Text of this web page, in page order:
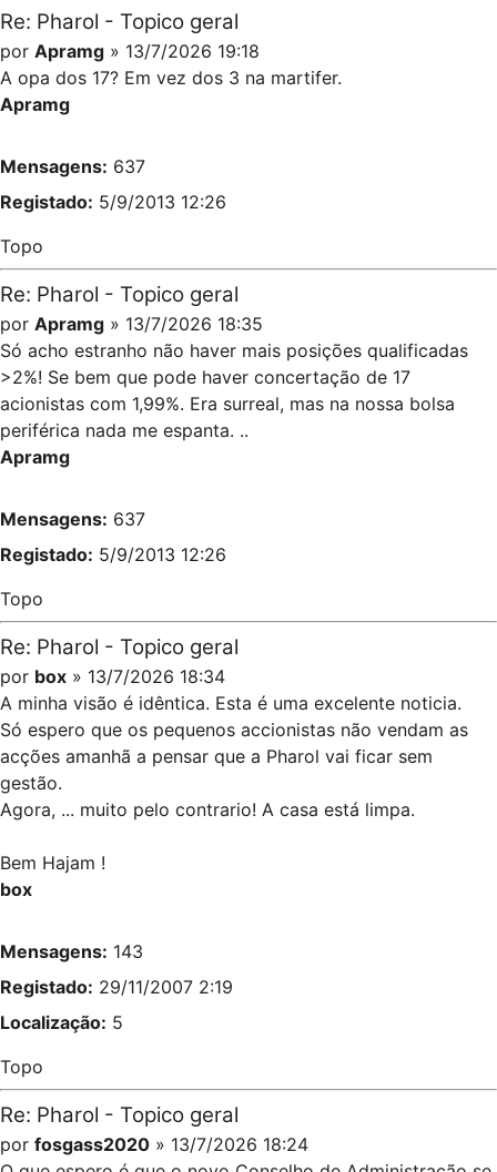
Re: Pharol - Topico geral
por Apramg » 13/7/2026 19:18
A opa dos 17? Em vez dos 3 na martifer.
Apramg
Mensagens: 637
Registado: 5/9/2013 12:26
Topo
Re: Pharol - Topico geral
por Apramg » 13/7/2026 18:35
Só acho estranho não haver mais posições qualificadas
>2%! Se bem que pode haver concertação de 17
acionistas com 1,99%. Era surreal, mas na nossa bolsa
periférica nada me espanta. ..
Apramg
Mensagens: 637
Registado: 5/9/2013 12:26
Topo
Re: Pharol - Topico geral
por box » 13/7/2026 18:34
A minha visão é idêntica. Esta é uma excelente noticia.
Só espero que os pequenos accionistas não vendam as
acções amanhã a pensar que a Pharol vai ficar sem
gestão.
Agora, ... muito pelo contrario! A casa está limpa.
Bem Hajam !
box
Mensagens: 143
Registado: 29/11/2007 2:19
Localização: 5
Topo
Re: Pharol - Topico geral
por fosgass2020 » 13/7/2026 18:24